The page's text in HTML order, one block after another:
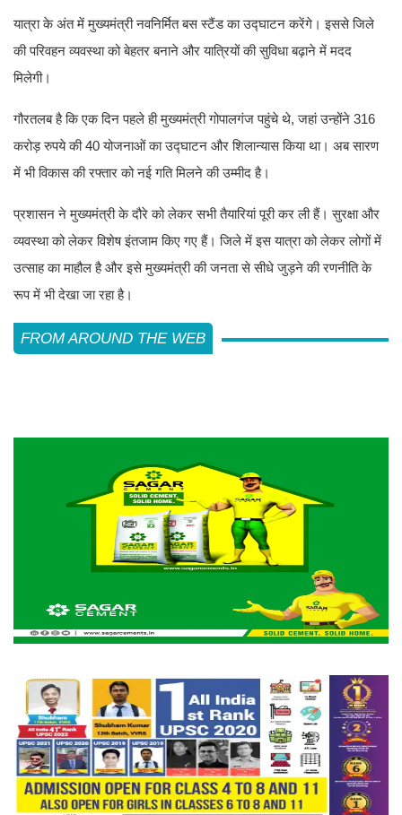
यात्रा के अंत में मुख्यमंत्री नवनिर्मित बस स्टैंड का उद्घाटन करेंगे। इससे जिले
की परिवहन व्यवस्था को बेहतर बनाने और यात्रियों की सुविधा बढ़ाने में मदद
मिलेगी।
गौरतलब है कि एक दिन पहले ही मुख्यमंत्री गोपालगंज पहुंचे थे, जहां उन्होंने 316
करोड़ रुपये की 40 योजनाओं का उद्घाटन और शिलान्यास किया था। अब सारण
में भी विकास की रफ्तार को नई गति मिलने की उम्मीद है।
प्रशासन ने मुख्यमंत्री के दौरे को लेकर सभी तैयारियां पूरी कर ली हैं। सुरक्षा और
व्यवस्था को लेकर विशेष इंतजाम किए गए हैं। जिले में इस यात्रा को लेकर लोगों में
उत्साह का माहौल है और इसे मुख्यमंत्री की जनता से सीधे जुड़ने की रणनीति के
रूप में भी देखा जा रहा है।
FROM AROUND THE WEB